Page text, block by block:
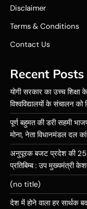
Disclaimer
Terms & Conditions
Contact Us
Recent Posts
योगी सरकार का उच्च
विश्वविद्यालयों के संचालन को
पूर्ण बहुमत की डरी सहमी
मोना, नेता विधानमंडल दल
अनुपूरक बजट प्रदेश की
प्रतिबिम्ब : उप मुख्यमंत्री
(no title)
देश में होने वाला हर सार्थक